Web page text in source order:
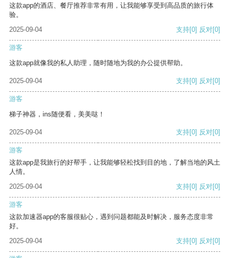
这款app的酒店、餐厅推荐非常有用，让我能够享受到高品质的旅行体
验。
2025-09-04
支持[0] 反对[0]
游客
这款app就像我的私人助理，随时随地为我的办公提供帮助。
2025-09-04 支持[0] 反对[0]
游客
梯子神器，ins随便看，美美哒！
2025-09-04 支持[0] 反对[0]
游客
这款app是我旅行的好帮手，让我能够轻松找到目的地，了解当地的风土
人情。
2025-09-04
支持[0] 反对[0]
游客
这款加速器app的客服很贴心，遇到问题都能及时解决，服务态度非常
好。
2025-09-04
支持[0] 反对[0]